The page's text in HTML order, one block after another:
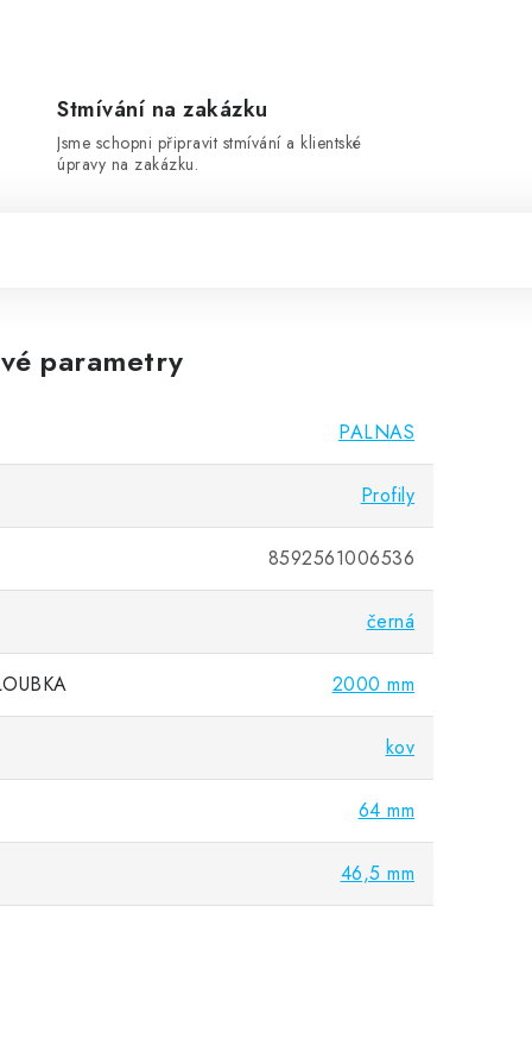
Stmívání na zakázku
Jsme schopni připravit stmívání a klientské
úpravy na zakázku.
parametry
PALNAS
Profily
8592561006536
černá
2000 mm
kov
64 mm
46,5 mm